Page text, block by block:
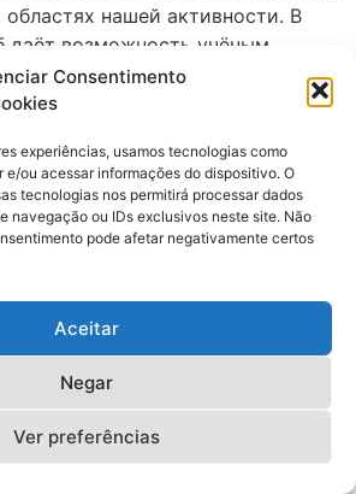
Consentimento
experiências, usamos tecnologias como
e/ou acessar informações do dispositivo. O
tecnologias nos permitirá processar dados
navegação ou IDs exclusivos neste site. Não
pode afetar negativamente certos
Aceitar
Negar
Ver preferências
нашей активности. В
даёт возможность учёным
и выявлять новые основы
Арифметические и
интеллекта видеть систему в
наблюдений. В
выявление образцов
приспосабливаться к
обстоятельствам.
поступки других
на обнаруженных связях,
удачного социального
способы также во многом
обнаруживать
между, казалось бы,